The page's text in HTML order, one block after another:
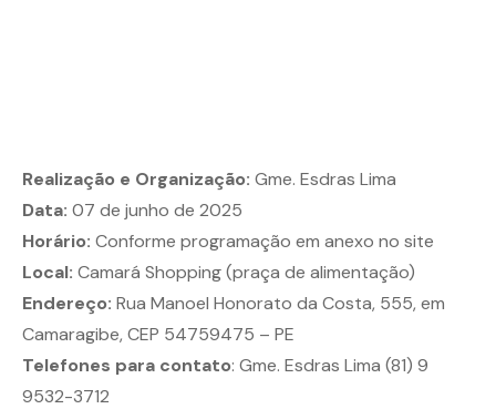
Realização e Organização: Gme. Esdras Lima
Data: 07 de junho de 2025
Horário: Conforme programação em anexo no site
Local: Camará Shopping (praça de alimentação)
Endereço: Rua Manoel Honorato da Costa, 555, em
Camaragibe, CEP 54759475 – PE
Telefones para contato: Gme. Esdras Lima (81) 9
9532-3712